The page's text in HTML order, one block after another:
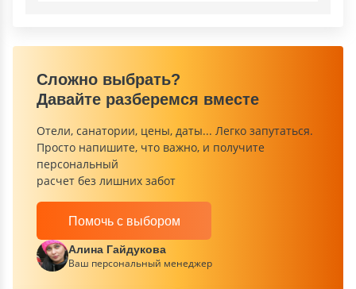
Сложно выбрать?
Давайте разберемся вместе
Отели, санатории, цены, даты... Легко запутаться.
Просто напишите, что важно, и получите
персональный
расчет без лишних забот
Помочь с выбором
Алина Гайдукова
Ваш персональный менеджер